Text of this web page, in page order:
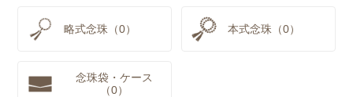
略式念珠（0） 本式念珠（0）
念珠袋・ケース
（0）